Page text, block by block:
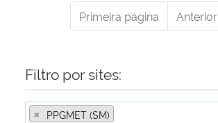
Primeira página Anterior
Filtro por sites:
× PPGMET (SM)